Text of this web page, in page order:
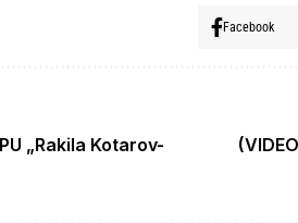
Facebook
„Rakila Kotarov-